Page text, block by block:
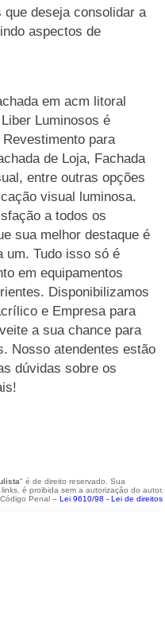
deseja consolidar a
aspectos de
em acm litoral
Luminosos é
para
de Loja, Fachada
entre outras opções
visual luminosa.
a todos os
sua melhor destaque é
um. Tudo isso só é
em equipamentos
Disponibilizamos
e Empresa para
a sua chance para
Nosso atendentes estão
dúvidas sobre os
" é de direito reservado. Sua
é proibida sem a autorização do autor.
Penal – Lei 9610/98 - Lei de direitos